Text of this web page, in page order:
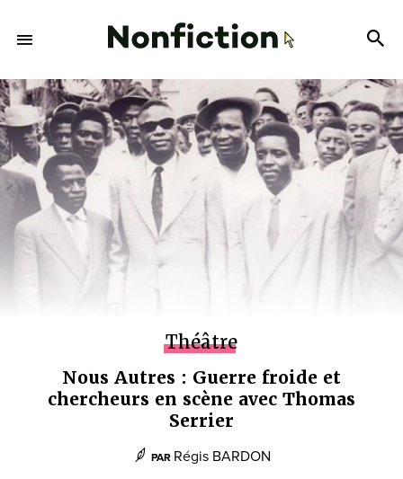
Théâtre
Nous Autres : Guerre froide et
chercheurs en scène avec Thomas
Serrier
PAR Régis BARDON